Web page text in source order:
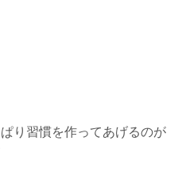
り習慣を作ってあげるのが